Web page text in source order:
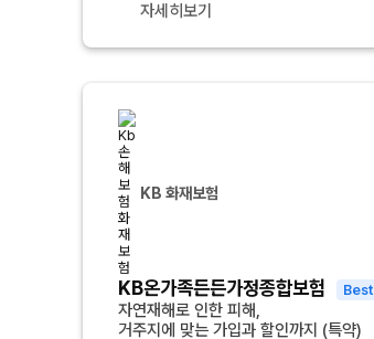
자세히보기
KB 화재보험
KB온가족든든가정종합보험 Best
자연재해로 인한 피해,
거주지에 맞는 가입과 할인까지 (특약)